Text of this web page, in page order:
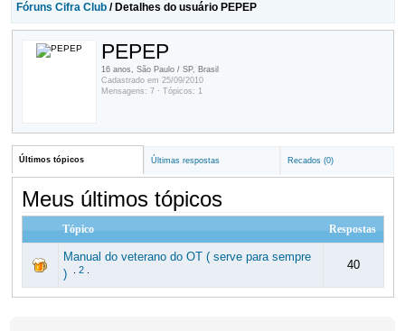
Fóruns Cifra Club/ Detalhes do usuário PEPEP
PEPEP
16 anos, São Paulo / SP, Brasil
Cadastrado em 25/09/2010
Mensagens: 7 · Tópicos: 1
Últimos tópicos Últimas respostas Recados (0)
Meus últimos tópicos
Tópico Respostas
Manual do veterano do OT ( serve para sempre
)
2. 40